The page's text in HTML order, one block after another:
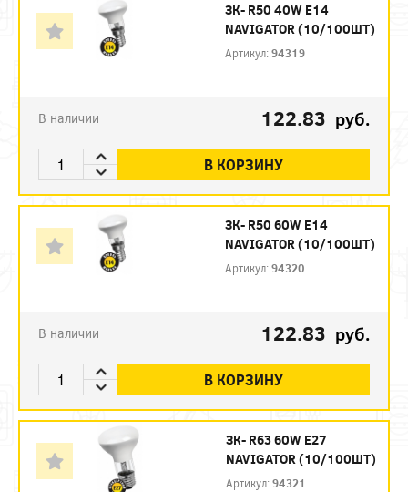
ЗК- R50 40W E14
NAVIGATOR (10/100ШТ)
Артикул:94319
В наличии 122.83 руб.
В КОРЗИНУ
ЗК- R50 60W E14
NAVIGATOR (10/100ШТ)
Артикул:94320
В наличии 122.83 руб.
В КОРЗИНУ
ЗК- R63 60W E27
NAVIGATOR (10/100ШТ)
Артикул:94321